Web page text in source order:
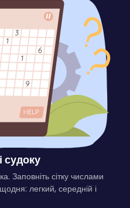
судоку
Заповніть сітку числами
легкий, середній і